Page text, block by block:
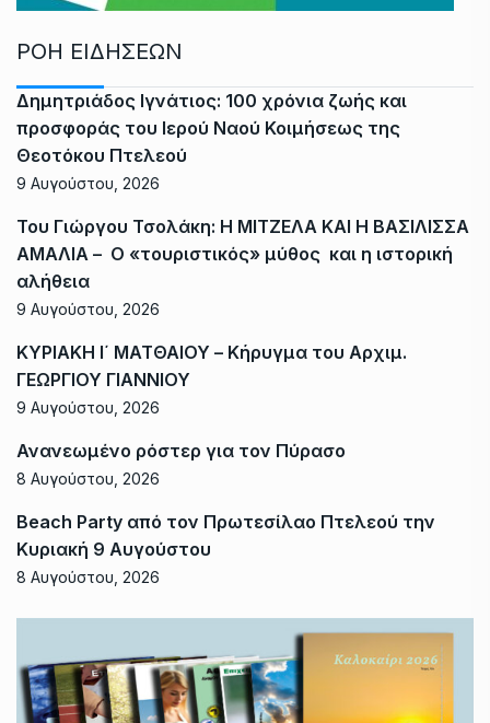
ΡΟΗ ΕΙΔΗΣΕΩΝ
Δημητριάδος Ιγνάτιος: 100 χρόνια ζωής και
προσφοράς του Ιερού Ναού Κοιμήσεως της
Θεοτόκου Πτελεού
9 Αυγούστου, 2026
Του Γιώργου Τσολάκη: Η ΜΙΤΖΕΛΑ ΚΑΙ Η ΒΑΣΙΛΙΣΣΑ
ΑΜΑΛΙΑ – Ο «τουριστικός» μύθος και η ιστορική
αλήθεια
9 Αυγούστου, 2026
ΚΥΡΙΑΚΗ Ι΄ ΜΑΤΘΑΙΟΥ – Κήρυγμα του Αρχιμ.
ΓΕΩΡΓΙΟΥ ΓΙΑΝΝΙΟΥ
9 Αυγούστου, 2026
Ανανεωμένο ρόστερ για τον Πύρασο
8 Αυγούστου, 2026
Beach Party από τον Πρωτεσίλαο Πτελεού την
Κυριακή 9 Αυγούστου
8 Αυγούστου, 2026